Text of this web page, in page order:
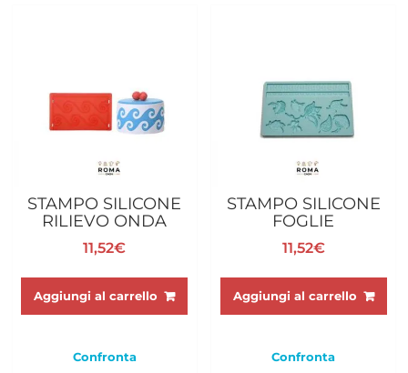
STAMPO SILICONE
RILIEVO ONDA
11,52€
Aggiungi al carrello
Confronta
STAMPO SILICONE
FOGLIE
11,52€
Aggiungi al carrello
Confronta